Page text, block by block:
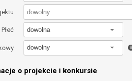
Płeć dowolna
dowolny
o projekcie i konkursie